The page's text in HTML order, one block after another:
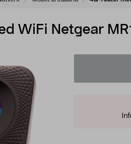
WiFi Netgear